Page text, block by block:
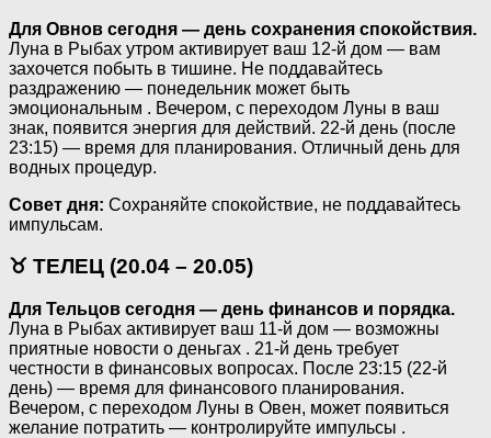
Для Овнов сегодня — день сохранения спокойствия.
Луна в Рыбах утром активирует ваш 12-й дом — вам
захочется побыть в тишине. Не поддавайтесь
раздражению — понедельник может быть
эмоциональным . Вечером, с переходом Луны в ваш
знак, появится энергия для действий. 22-й день (после
23:15) — время для планирования. Отличный день для
водных процедур.
Совет дня: Сохраняйте спокойствие, не поддавайтесь
импульсам.
♉ ТЕЛЕЦ (20.04 – 20.05)
Для Тельцов сегодня — день финансов и порядка.
Луна в Рыбах активирует ваш 11-й дом — возможны
приятные новости о деньгах . 21-й день требует
честности в финансовых вопросах. После 23:15 (22-й
день) — время для финансового планирования.
Вечером, с переходом Луны в Овен, может появиться
желание потратить — контролируйте импульсы .